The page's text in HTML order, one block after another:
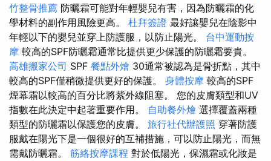
竹整骨推薦 防曬霜可能對年輕嬰兒有害，因為防曬霜的化
學材料的副作用風險更高。 杜拜簽證 最好讓嬰兒在陰影中
年輕以下的嬰兒並穿上防護服，以防止陽光。 台中運動按
摩 較高的SPF防曬霜通常比提供更少保護的防曬霜要貴。
高雄搬家公司 SPF 餐點外燴 30通常被認為是骨折點，其中
較高的SPF僅稍微提供更好的保護。 身體按摩 較高的SPF
煙幕霜以較高的百分比將紫外線阻塞。 您的皮膚類型和UV
指數在此決定中起著重要作用。 自助餐外燴 選擇覆蓋兩種
類型的防曬霜以保護您的皮膚。 旅行社代辦護照 穿著防護
服戴在陽光下是一個很好的互補措施，可以防止陽光，而無
需戴防曬霜。 筋絡按摩課程 對於低陽光，保濕霜或化妝是